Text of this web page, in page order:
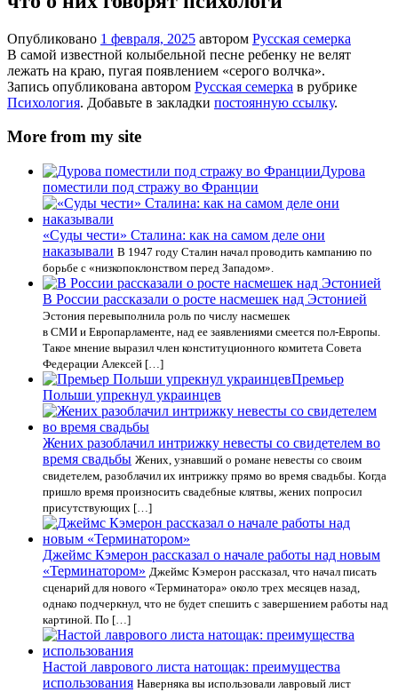
Опубликовано 1 февраля, 2025 автором Русская семерка
В самой известной колыбельной песне ребенку не велят
лежать на краю, пугая появлением «серого волчка».
Запись опубликована автором Русская семерка в рубрике
Психология. Добавьте в закладки постоянную ссылку.
More from my site
Дурова
поместили под стражу во Франции
«Суды чести» Сталина: как на самом деле они
наказывали В 1947 году Сталин начал проводить кампанию по
борьбе с «низкопоклонством перед Западом».
В России рассказали о росте насмешек над Эстонией
Эстония перевыполнила роль по числу насмешек
в СМИ и Европарламенте, над ее заявлениями смеется пол-Европы.
Такое мнение выразил член конституционного комитета Совета
Федерации Алексей […]
Премьер
Польши упрекнул украинцев
Жених разоблачил интрижку невесты со свидетелем во
время свадьбы Жених, узнавший о романе невесты со своим
свидетелем, разоблачил их интрижку прямо во время свадьбы. Когда
пришло время произносить свадебные клятвы, жених попросил
присутствующих […]
Джеймс Кэмерон рассказал о начале работы над новым
«Терминатором» Джеймс Кэмерон рассказал, что начал писать
сценарий для нового «Терминатора» около трех месяцев назад,
однако подчеркнул, что не будет спешить с завершением работы над
картиной. По […]
Настой лаврового листа натощак: преимущества
использования Наверняка вы использовали лавровый лист